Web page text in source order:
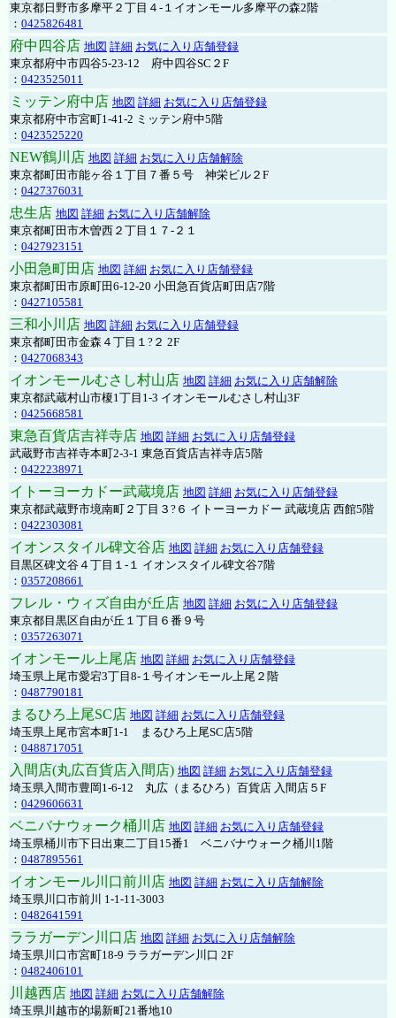
東京都日野市多摩平２丁目４-１イオンモール多摩平の森2階
： 0425826481
府中四谷店 地図 詳細 お気に入り店舗登録
東京都府中市四谷5-23-12 府中四谷SC２F
： 0423525011
ミッテン府中店 地図 詳細 お気に入り店舗登録
東京都府中市宮町1-41-2 ミッテン府中5階
： 0423525220
NEW鶴川店 地図 詳細 お気に入り店舗解除
東京都町田市能ヶ谷１丁目７番５号 神栄ビル２F
： 0427376031
忠生店 地図 詳細 お気に入り店舗解除
東京都町田市木曽西２丁目１７-２１
： 0427923151
小田急町田店 地図 詳細 お気に入り店舗登録
東京都町田市原町田6-12-20 小田急百貨店町田店7階
： 0427105581
三和小川店 地図 詳細 お気に入り店舗登録
東京都町田市金森４丁目１?２ 2F
： 0427068343
イオンモールむさし村山店 地図 詳細 お気に入り店舗解除
東京都武蔵村山市榎1丁目1-3 イオンモールむさし村山3F
： 0425668581
東急百貨店吉祥寺店 地図 詳細 お気に入り店舗登録
武蔵野市吉祥寺本町2-3-1 東急百貨店吉祥寺店5階
： 0422238971
イトーヨーカドー武蔵境店 地図 詳細 お気に入り店舗登録
東京都武蔵野市境南町２丁目３?６ イトーヨーカドー 武蔵境店 西館5階
： 0422303081
イオンスタイル碑文谷店 地図 詳細 お気に入り店舗登録
目黒区碑文谷４丁目１-１ イオンスタイル碑文谷7階
： 0357208661
フレル・ウィズ自由が丘店 地図 詳細 お気に入り店舗登録
東京都目黒区自由が丘１丁目６番９号
： 0357263071
イオンモール上尾店 地図 詳細 お気に入り店舗登録
埼玉県上尾市愛宕3丁目8-１号イオンモール上尾２階
： 0487790181
まるひろ上尾SC店 地図 詳細 お気に入り店舗登録
埼玉県上尾市宮本町1-1 まるひろ上尾SC店5階
： 0488717051
入間店(丸広百貨店入間店) 地図 詳細 お気に入り店舗登録
埼玉県入間市豊岡1-6-12 丸広（まるひろ）百貨店 入間店５F
： 0429606631
ベニバナウォーク桶川店 地図 詳細 お気に入り店舗登録
埼玉県桶川市下日出東二丁目15番1 ベニバナウォーク桶川1階
： 0487895561
イオンモール川口前川店 地図 詳細 お気に入り店舗解除
埼玉県川口市前川 1-1-11-3003
： 0482641591
ララガーデン川口店 地図 詳細 お気に入り店舗解除
埼玉県川口市宮町18-9 ララガーデン川口 2F
： 0482406101
川越西店 地図 詳細 お気に入り店舗解除
埼玉県川越市的場新町21番地10